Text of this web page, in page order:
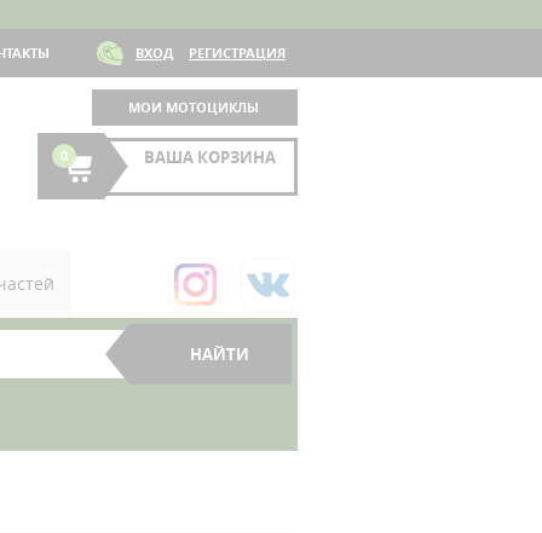
ВХОД РЕГИСТРАЦИЯ
МОИ МОТОЦИКЛЫ
0 ВАША КОРЗИНА